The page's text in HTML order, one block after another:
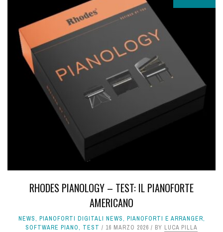
RHODES PIANOLOGY – TEST: IL PIANOFORTE
AMERICANO
NEWS, PIANOFORTI DIGITALI NEWS, PIANOFORTI E ARRANGER,
SOFTWARE PIANO, TEST 16 MARZO 2026 BY LUCA PILLA